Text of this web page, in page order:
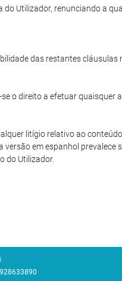
Utilizador, renunciando a
das restantes cláusulas
o direito a efetuar quaisquer
litígio relativo ao
em espanhol prevalece
do Utilizador.